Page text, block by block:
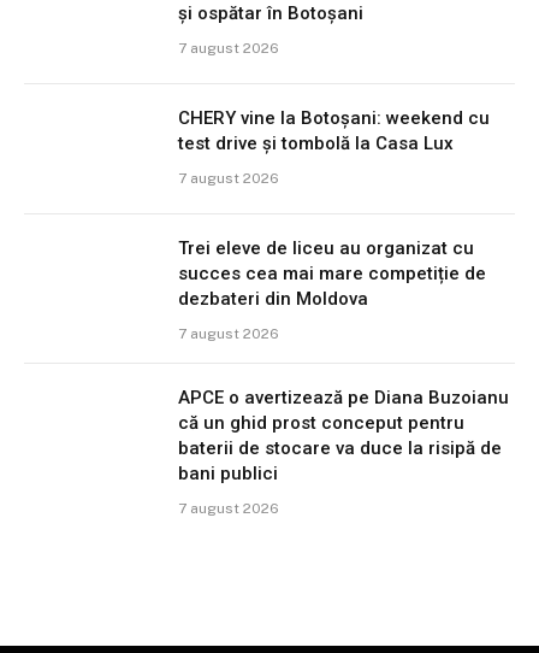
și ospătar în Botoșani
7 august 2026
CHERY vine la Botoșani: weekend cu
test drive și tombolă la Casa Lux
7 august 2026
Trei eleve de liceu au organizat cu
succes cea mai mare competiție de
dezbateri din Moldova
7 august 2026
APCE o avertizează pe Diana Buzoianu
că un ghid prost conceput pentru
baterii de stocare va duce la risipă de
bani publici
7 august 2026